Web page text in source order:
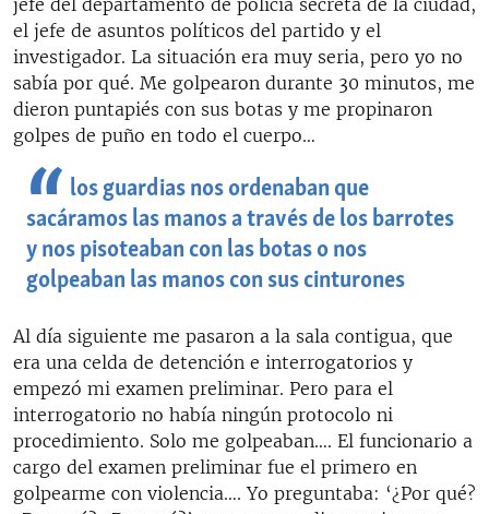
el jefe de asuntos políticos del partido y el
investigador. La situación era muy seria, pero yo no
sabía por qué. Me golpearon durante 30 minutos, me
dieron puntapiés con sus botas y me propinaron
golpes de puño en todo el cuerpo…
los guardias nos ordenaban que
sacáramos las manos a través de los barrotes
y nos pisoteaban con las botas o nos
golpeaban las manos con sus cinturones
Al día siguiente me pasaron a la sala contigua, que
era una celda de detención e interrogatorios y
empezó mi examen preliminar. Pero para el
interrogatorio no había ningún protocolo ni
procedimiento. Solo me golpeaban…. El funcionario a
cargo del examen preliminar fue el primero en
golpearme con violencia…. Yo preguntaba: ‘¿Por qué?